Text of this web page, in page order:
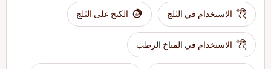
الاستخدام في الثلج الكبح على الثلج
الاستخدام في المناخ الرطب